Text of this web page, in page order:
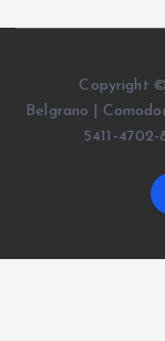
Copyright
Belgrano |
5411-